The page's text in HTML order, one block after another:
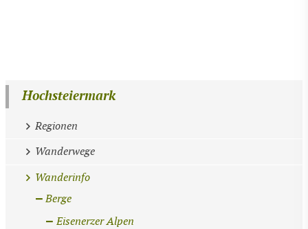
Hochsteiermark
Regionen
Wanderwege
Wanderinfo
Berge
Eisenerzer Alpen